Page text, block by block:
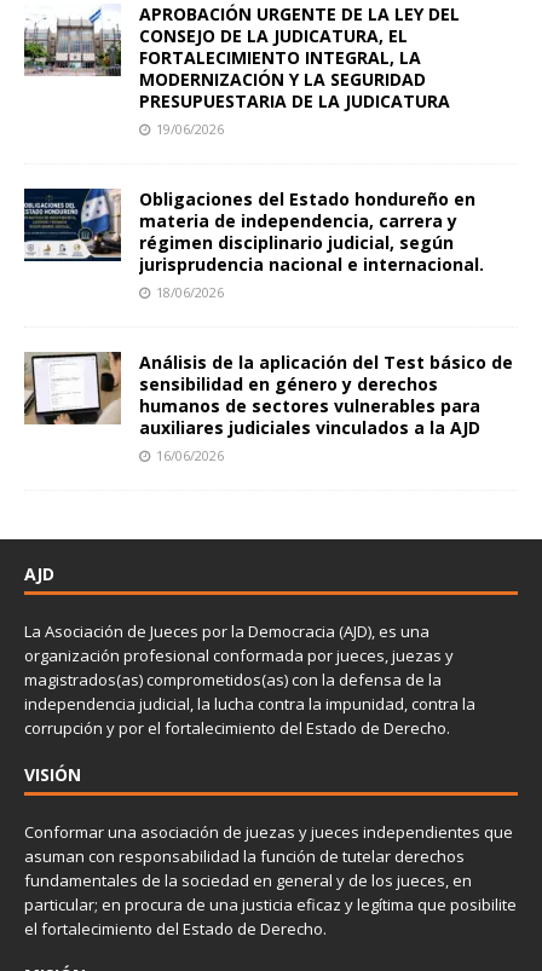
APROBACIÓN URGENTE DE LA LEY DEL
CONSEJO DE LA JUDICATURA, EL
FORTALECIMIENTO INTEGRAL, LA
MODERNIZACIÓN Y LA SEGURIDAD
PRESUPUESTARIA DE LA JUDICATURA
19/06/2026
Obligaciones del Estado hondureño en
materia de independencia, carrera y
régimen disciplinario judicial, según
jurisprudencia nacional e internacional.
18/06/2026
Análisis de la aplicación del Test básico de
sensibilidad en género y derechos
humanos de sectores vulnerables para
auxiliares judiciales vinculados a la AJD
16/06/2026
AJD
La Asociación de Jueces por la Democracia (AJD), es una
organización profesional conformada por jueces, juezas y
magistrados(as) comprometidos(as) con la defensa de la
independencia judicial, la lucha contra la impunidad, contra la
corrupción y por el fortalecimiento del Estado de Derecho.
VISIÓN
Conformar una asociación de juezas y jueces independientes que
asuman con responsabilidad la función de tutelar derechos
fundamentales de la sociedad en general y de los jueces, en
particular; en procura de una justicia eficaz y legítima que posibilite
el fortalecimiento del Estado de Derecho.